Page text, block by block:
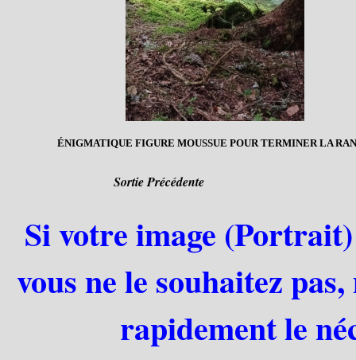
ÉNIGMATIQUE FIGURE MOUSSUE POUR TERMINER LA
Sortie Précédente
Si votre image
vous ne le souhaitez
rapidement le